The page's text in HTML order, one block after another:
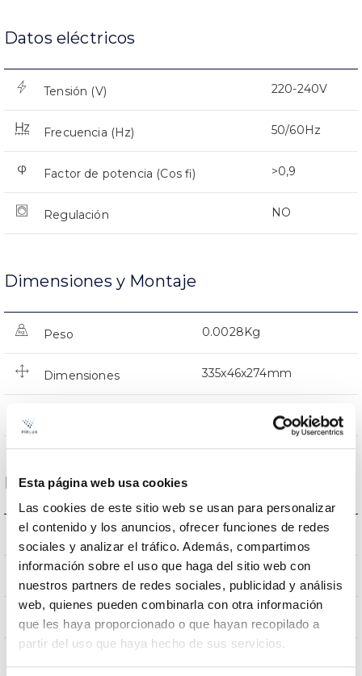
Esta página web usa cookies
Las cookies de este sitio web se usan para personalizar
el contenido y los anuncios, ofrecer funciones de redes
sociales y analizar el tráfico. Además, compartimos
información sobre el uso que haga del sitio web con
nuestros partners de redes sociales, publicidad y análisis
web, quienes pueden combinarla con otra información
que les haya proporcionado o que hayan recopilado a
partir del uso que haya hecho de sus servicios.
Datos eléctricos
Tensión (V) 220-240V
Frecuencia (Hz) 50/60Hz
Factor de potencia (Cos fi) >0,9
Regulación NO
Dimensiones y Montaje
Peso 0.0028Kg
Dimensiones 335x46x274mm
Datos ópticos
Temperatura de color 3000K
CRI Índice de repr. cromática
Ángulo de apertura 110